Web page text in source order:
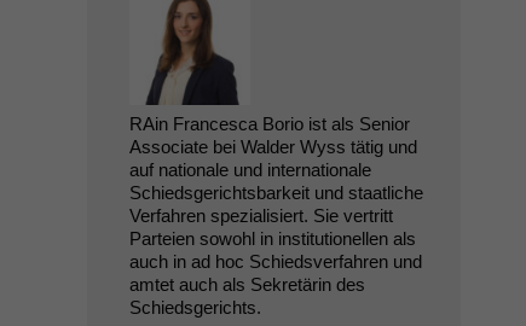
RAin Francesca Borio ist als Senior
Associate bei Walder Wyss tätig und
auf nationale und internationale
Schiedsgerichtsbarkeit und staatliche
Verfahren spezialisiert. Sie vertritt
Parteien sowohl in institutionellen als
auch in ad hoc Schiedsverfahren und
amtet auch als Sekretärin des
Schiedsgerichts.